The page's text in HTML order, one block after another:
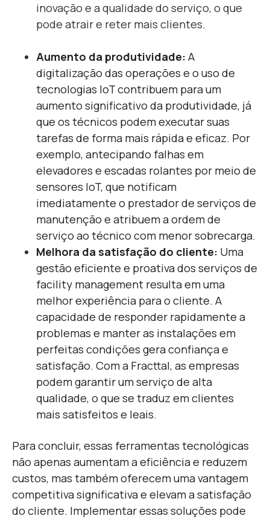
inovação e a qualidade do serviço, o que
pode atrair e reter mais clientes.
Aumento da produtividade: A
digitalização das operações e o uso de
tecnologias IoT contribuem para um
aumento significativo da produtividade, já
que os técnicos podem executar suas
tarefas de forma mais rápida e eficaz. Por
exemplo, antecipando falhas em
elevadores e escadas rolantes por meio de
sensores IoT, que notificam
imediatamente o prestador de serviços de
manutenção e atribuem a ordem de
serviço ao técnico com menor sobrecarga.
Melhora da satisfação do cliente: Uma
gestão eficiente e proativa dos serviços de
facility management resulta em uma
melhor experiência para o cliente. A
capacidade de responder rapidamente a
problemas e manter as instalações em
perfeitas condições gera confiança e
satisfação. Com a Fracttal, as empresas
podem garantir um serviço de alta
qualidade, o que se traduz em clientes
mais satisfeitos e leais.
Para concluir, essas ferramentas tecnológicas
não apenas aumentam a eficiência e reduzem
custos, mas também oferecem uma vantagem
competitiva significativa e elevam a satisfação
do cliente. Implementar essas soluções pode